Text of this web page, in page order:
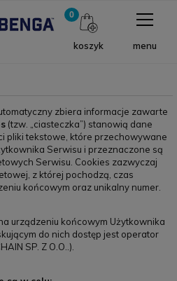
koszyk menu
zbiera informacje zawarte
(tzw. „ciasteczka”) stanowią dane
pliki tekstowe, które przechowywane
Serwisu i przeznaczone są
Serwisu. Cookies zazwyczaj
z której pochodzą, czas
końcowym oraz unikalny numer.
urządzeniu końcowym Użytkownika
do nich dostęp jest operator
SP. Z O.O..).